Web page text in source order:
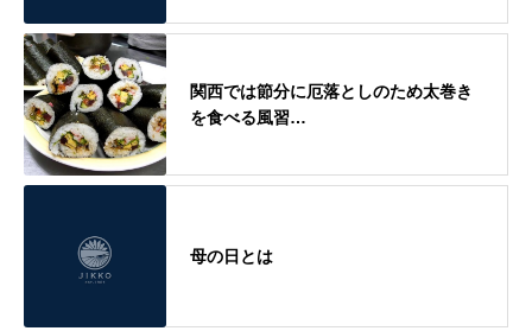
関西では節分に厄落としのため太巻き
を食べる風習…
母の日とは